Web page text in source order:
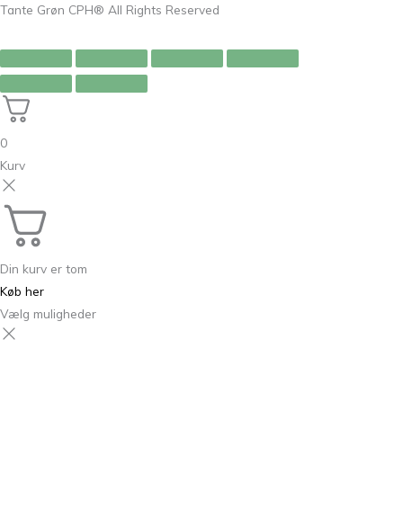
Tante Grøn CPH® All Rights Reserved
0
Kurv
Din kurv er tom
Køb her
Vælg muligheder